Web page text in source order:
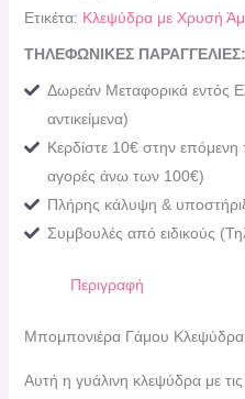
Ετικέτα: Kλεψύδρα με Χρυσή
ΤΗΛΕΦΩΝΙΚΕΣ ΠΑΡΑΓΓΕΛΙΕΣ:
Δωρεάν Μεταφορικά εντός
αντικείμενα)
Κερδίστε 10€ στην επόμενη
αγορές άνω των 100€)
Πλήρης κάλυψη &
Συμβουλές από ειδικούς
Περιγραφή
Μπομπονιέρα Γάμου
Αυτή η γυάλινη κλεψύδρα με